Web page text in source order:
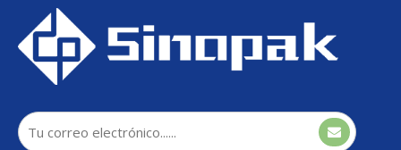
STATCOM refrigerado por
aire para interiores Sinopak
de 3,3 kV para corrección del